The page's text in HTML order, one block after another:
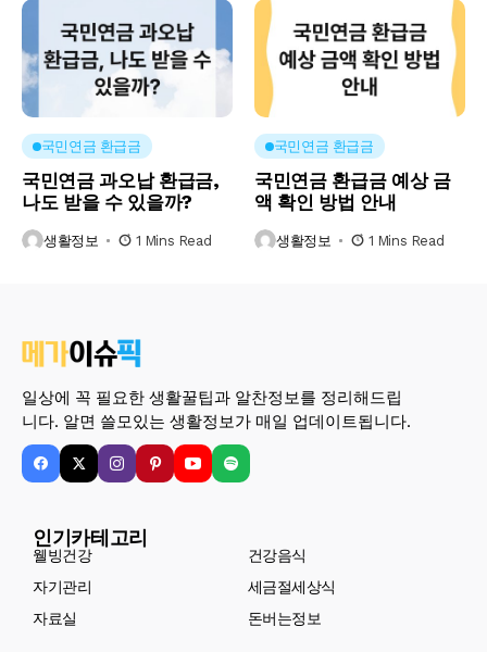
국민연금 환급금
국민연금 과오납 환급금,
나도 받을 수 있을까?
생활정보 1 Mins Read
국민연금 환급금
국민연금 환급금 예상 금
액 확인 방법 안내
생활정보 1 Mins Read
일상에 꼭 필요한 생활꿀팁과 알찬정보를 정리해드립
니다. 알면 쓸모있는 생활정보가 매일 업데이트됩니다.
인기카테고리
웰빙건강
건강음식
자기관리
세금절세상식
자료실
돈버는정보